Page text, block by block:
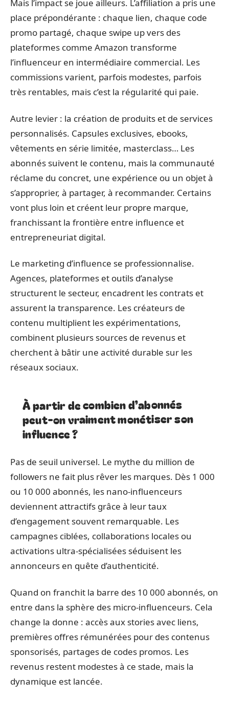
Mais l’impact se joue ailleurs. L’affiliation a pris une
place prépondérante : chaque lien, chaque code
promo partagé, chaque swipe up vers des
plateformes comme Amazon transforme
l’influenceur en intermédiaire commercial. Les
commissions varient, parfois modestes, parfois
très rentables, mais c’est la régularité qui paie.
Autre levier : la création de produits et de services
personnalisés. Capsules exclusives, ebooks,
vêtements en série limitée, masterclass… Les
abonnés suivent le contenu, mais la communauté
réclame du concret, une expérience ou un objet à
s’approprier, à partager, à recommander. Certains
vont plus loin et créent leur propre marque,
franchissant la frontière entre influence et
entrepreneuriat digital.
Le marketing d’influence se professionnalise.
Agences, plateformes et outils d’analyse
structurent le secteur, encadrent les contrats et
assurent la transparence. Les créateurs de
contenu multiplient les expérimentations,
combinent plusieurs sources de revenus et
cherchent à bâtir une activité durable sur les
réseaux sociaux.
À partir de combien d’abonnés
peut-on vraiment monétiser son
influence ?
Pas de seuil universel. Le mythe du million de
followers ne fait plus rêver les marques. Dès 1 000
ou 10 000 abonnés, les nano-influenceurs
deviennent attractifs grâce à leur taux
d’engagement souvent remarquable. Les
campagnes ciblées, collaborations locales ou
activations ultra-spécialisées séduisent les
annonceurs en quête d’authenticité.
Quand on franchit la barre des 10 000 abonnés, on
entre dans la sphère des micro-influenceurs. Cela
change la donne : accès aux stories avec liens,
premières offres rémunérées pour des contenus
sponsorisés, partages de codes promos. Les
revenus restent modestes à ce stade, mais la
dynamique est lancée.